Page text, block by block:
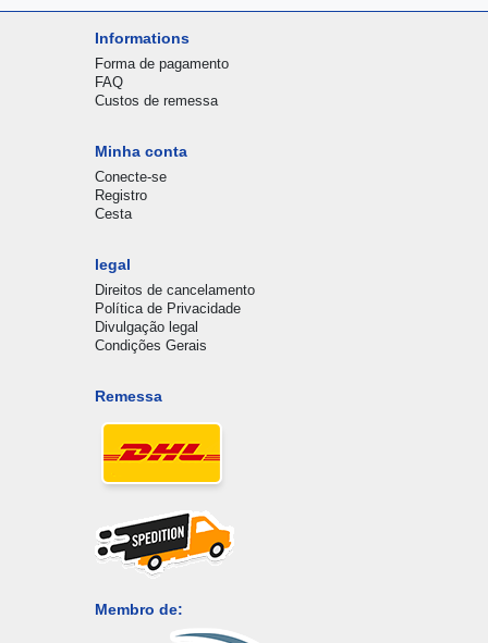
Informations
Forma de pagamento
FAQ
Custos de remessa
Minha conta
Conecte-se
Registro
Cesta
legal
Direitos de cancelamento
Política de Privacidade
Divulgação legal
Condições Gerais
Remessa
Membro de: